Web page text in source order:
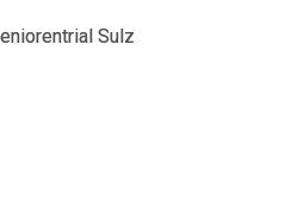
Sulz